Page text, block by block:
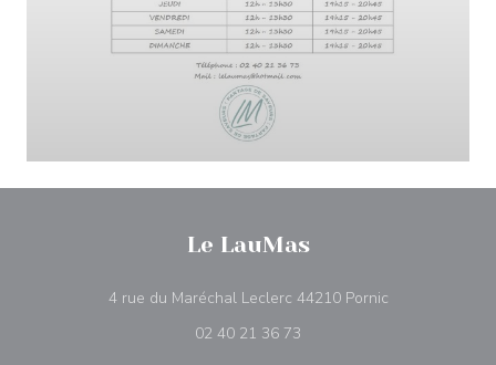
Le LauMas
4 rue du Maréchal Leclerc 44210 Pornic((ouvre une
02 40 21 36 73